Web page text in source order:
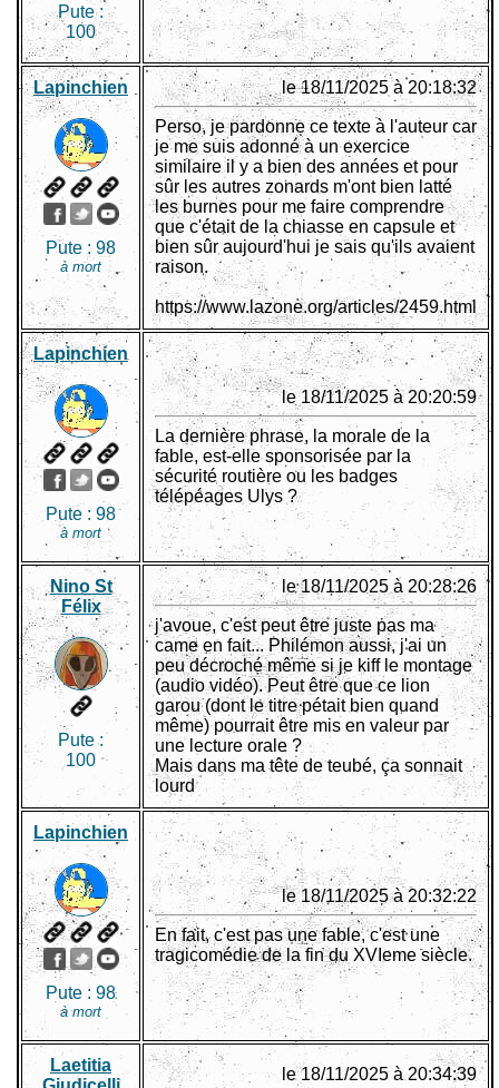
Pute :
100
Lapinchien
Pute : 98
à mort
le 18/11/2025 à 20:18:32
Perso, je pardonne ce texte à l'auteur car
je me suis adonné à un exercice
similaire il y a bien des années et pour
sûr les autres zonards m'ont bien latté
les burnes pour me faire comprendre
que c'était de la chiasse en capsule et
bien sûr aujourd'hui je sais qu'ils avaient
raison.
https://www.lazone.org/articles/2459.html
Lapinchien
Pute : 98
à mort
le 18/11/2025 à 20:20:59
La dernière phrase, la morale de la
fable, est-elle sponsorisée par la
sécurité routière ou les badges
télépéages Ulys ?
Nino St
Félix
Pute :
100
le 18/11/2025 à 20:28:26
j'avoue, c'est peut être juste pas ma
came en fait... Philémon aussi, j'ai un
peu décroché même si je kiff le montage
(audio vidéo). Peut être que ce lion
garou (dont le titre pétait bien quand
même) pourrait être mis en valeur par
une lecture orale ?
Mais dans ma tête de teubé, ça sonnait
lourd
Lapinchien
Pute : 98
à mort
le 18/11/2025 à 20:32:22
En fait, c'est pas une fable, c'est une
tragicomédie de la fin du XVIeme siècle.
Laetitia
le 18/11/2025 à 20:34:39